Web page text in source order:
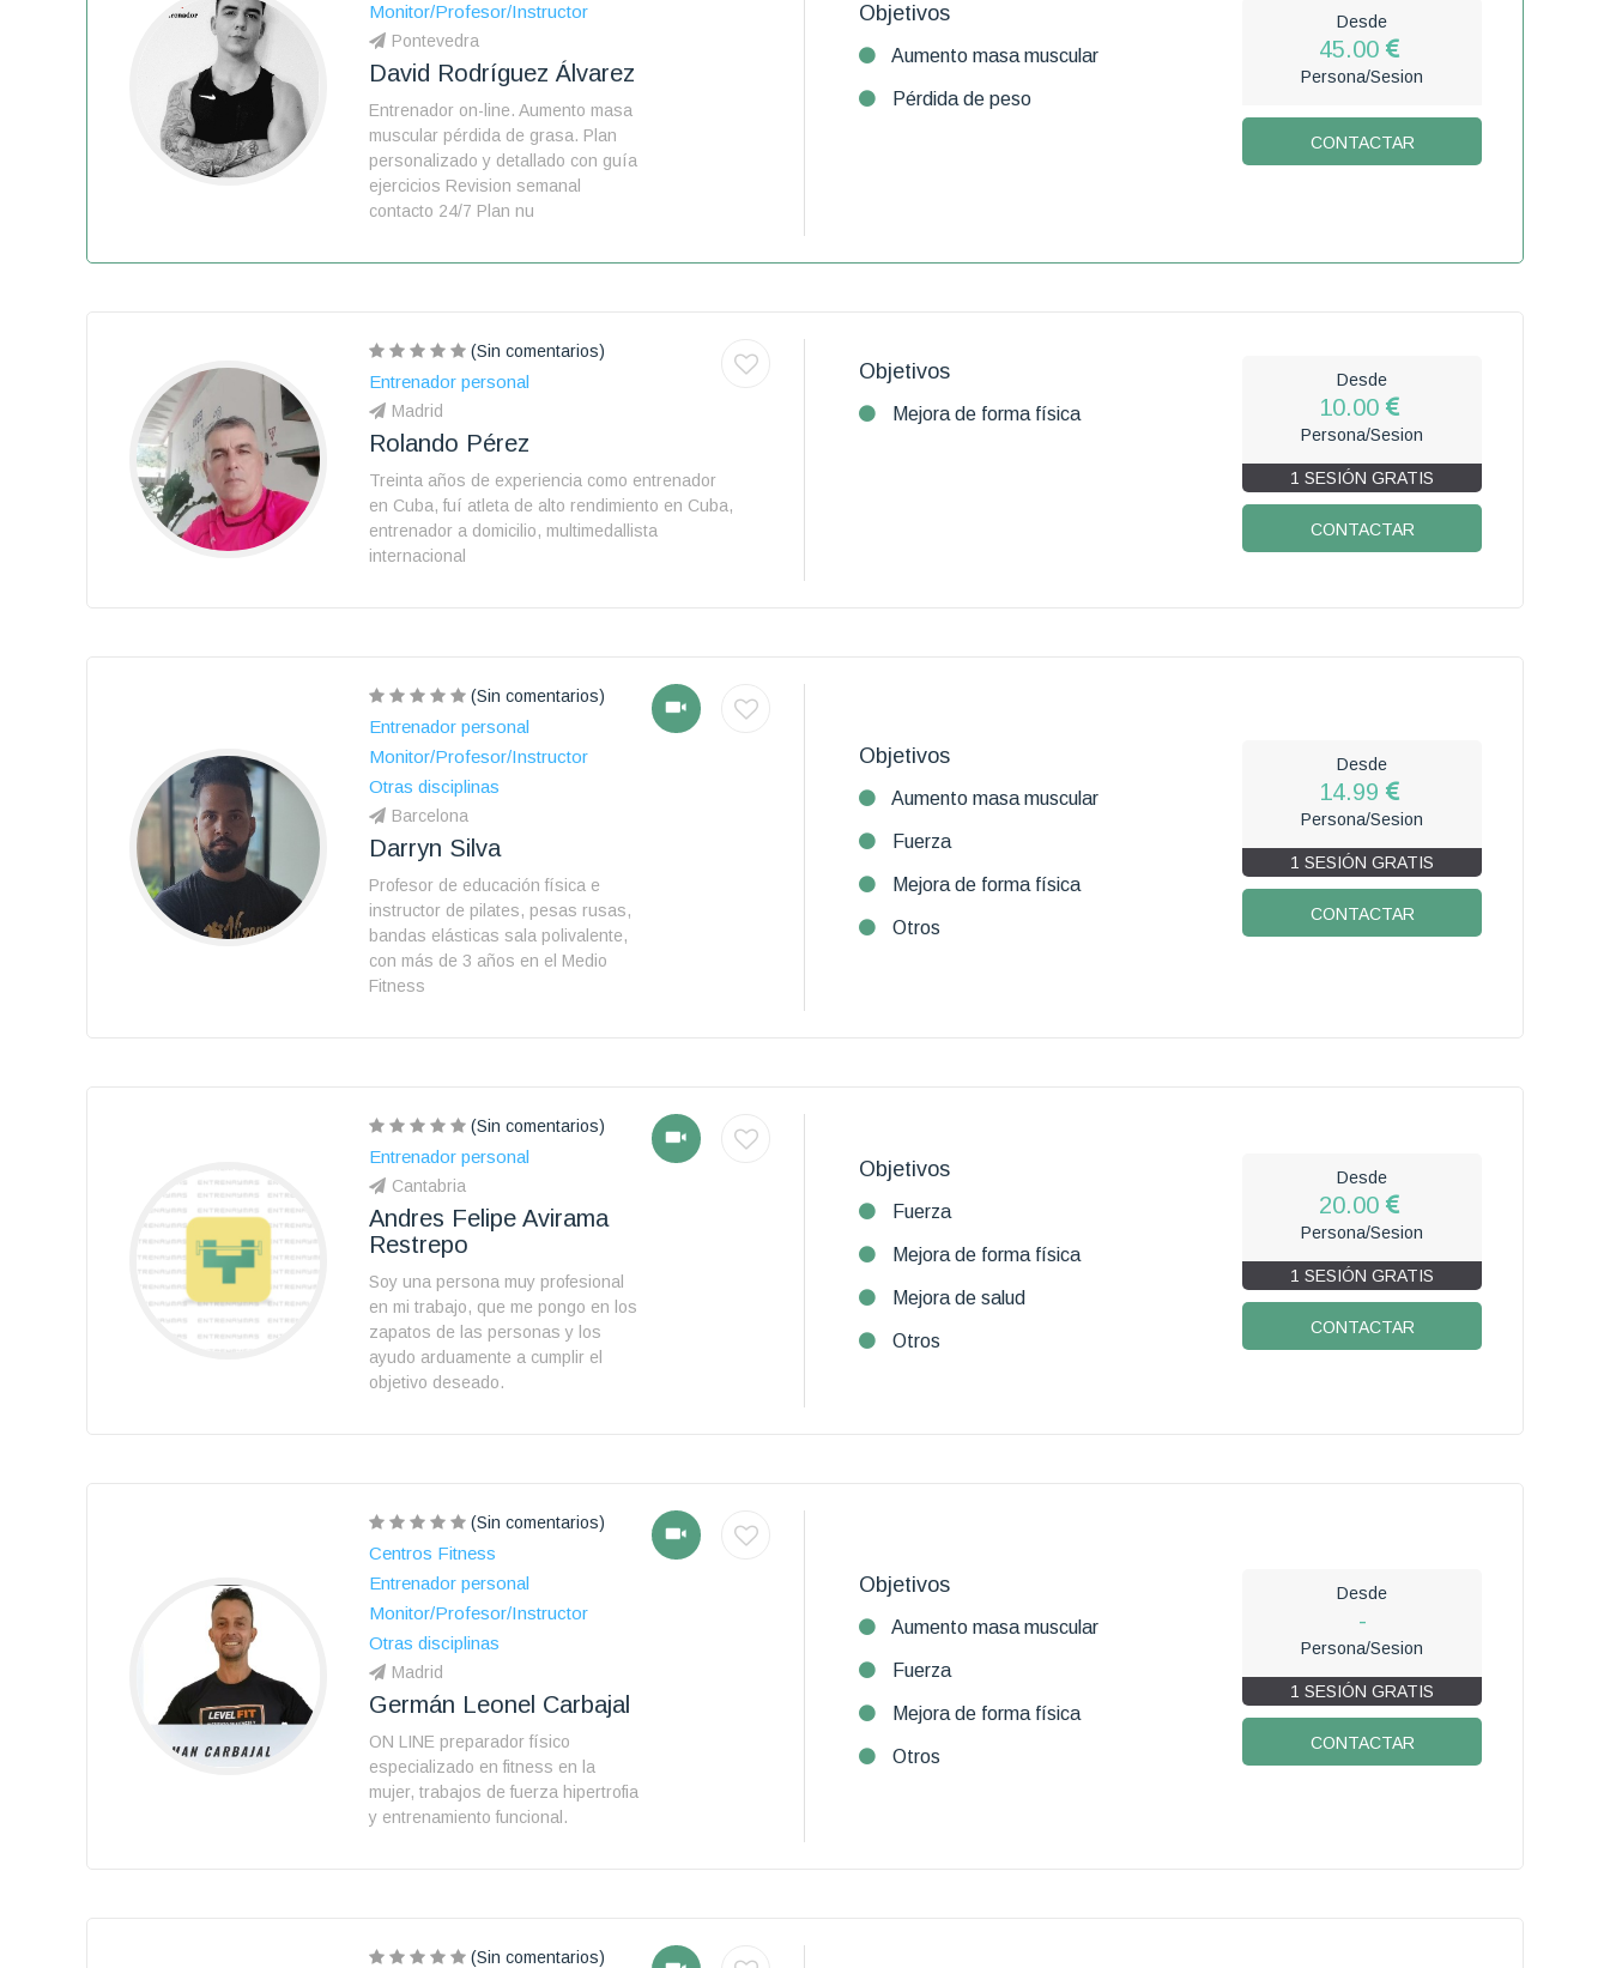
Monitor/Profesor/Instructor
Pontevedra
David Rodríguez Álvarez
Entrenador on-line. Aumento masa
muscular pérdida de grasa. Plan
personalizado y detallado con guía
ejercicios Revision semanal
contacto 24/7 Plan nu
Objetivos
Aumento masa muscular
Pérdida de peso
Desde
45.00
Persona/Sesion
CONTACTAR
(Sin comentarios)
Entrenador personal
Madrid
Rolando Pérez
Treinta años de experiencia como entrenador
en Cuba, fuí atleta de alto rendimiento en Cuba,
entrenador a domicilio, multimedallista
internacional
Objetivos
Mejora de forma física
Desde
10.00
Persona/Sesion
1 SESIÓN GRATIS
CONTACTAR
(Sin comentarios)
Entrenador personal
Monitor/Profesor/Instructor
Otras disciplinas
Barcelona
Darryn Silva
Profesor de educación física e
instructor de pilates, pesas rusas,
bandas elásticas sala polivalente,
con más de 3 años en el Medio
Fitness
Objetivos
Aumento masa muscular
Fuerza
Mejora de forma física
Otros
Desde
14.99
Persona/Sesion
1 SESIÓN GRATIS
CONTACTAR
(Sin comentarios)
Entrenador personal
Cantabria
Andres Felipe Avirama
Restrepo
Soy una persona muy profesional
en mi trabajo, que me pongo en los
zapatos de las personas y los
ayudo arduamente a cumplir el
objetivo deseado.
Objetivos
Fuerza
Mejora de forma física
Mejora de salud
Otros
Desde
20.00
Persona/Sesion
1 SESIÓN GRATIS
CONTACTAR
(Sin comentarios)
Centros Fitness
Entrenador personal
Monitor/Profesor/Instructor
Otras disciplinas
Madrid
Germán Leonel Carbajal
ON LINE preparador físico
especializado en fitness en la
mujer, trabajos de fuerza hipertrofia
y entrenamiento funcional.
Objetivos
Aumento masa muscular
Fuerza
Mejora de forma física
Otros
Desde
-
Persona/Sesion
1 SESIÓN GRATIS
CONTACTAR
(Sin comentarios)